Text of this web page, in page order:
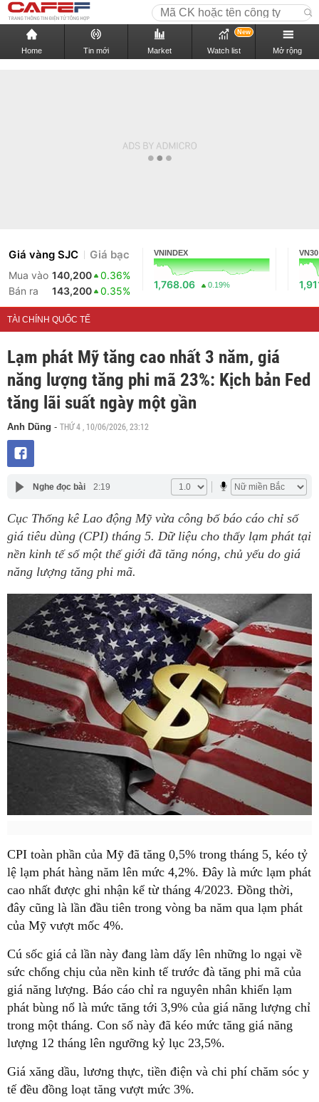
Home Tin mới Market Watch list
New
Mở rộng
Giá vàng SJC Giá bạc
Mua vào 140,200
0.36%
Bán ra
143,200 0.35%
VNINDEX
1,768.06 0.19%
VN30
TÀI CHÍNH QUỐC TẾ
Lạm phát Mỹ tăng cao nhất 3 năm, giá
năng lượng tăng phi mã 23%: Kịch bản Fed
tăng lãi suất ngày một gần
Anh Dũng - THỨ 4 , 10/06/2026, 23:12
Nghe đọc bài 2:19
Cục Thống kê Lao động Mỹ vừa công bố báo cáo chỉ số
giá tiêu dùng (CPI) tháng 5. Dữ liệu cho thấy lạm phát tại
nền kinh tế số một thế giới đã tăng nóng, chủ yếu do giá
năng lượng tăng phi mã.
CPI toàn phần của Mỹ đã tăng 0,5% trong tháng 5, kéo tỷ
lệ lạm phát hàng năm lên mức 4,2%. Đây là mức lạm phát
cao nhất được ghi nhận kể từ tháng 4/2023. Đồng thời,
đây cũng là lần đầu tiên trong vòng ba năm qua lạm phát
của Mỹ vượt mốc 4%.
Cú sốc giá cả lần này đang làm dấy lên những lo ngại về
sức chống chịu của nền kinh tế trước đà tăng phi mã của
giá năng lượng. Báo cáo chỉ ra nguyên nhân khiến lạm
phát bùng nổ là mức tăng tới 3,9% của giá năng lượng chỉ
trong một tháng. Con số này đã kéo mức tăng giá năng
lượng 12 tháng lên ngưỡng kỷ lục 23,5%.
Giá xăng dầu, lương thực, tiền điện và chi phí chăm sóc y
tế đều đồng loạt tăng vượt mức 3%.